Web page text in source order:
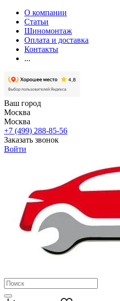
О компании
Статьи
Шиномонтаж
Оплата и доставка
Контакты
...
Ваш город
Москва
Москва
+7 (499) 288-85-56
Заказать звонок
Войти